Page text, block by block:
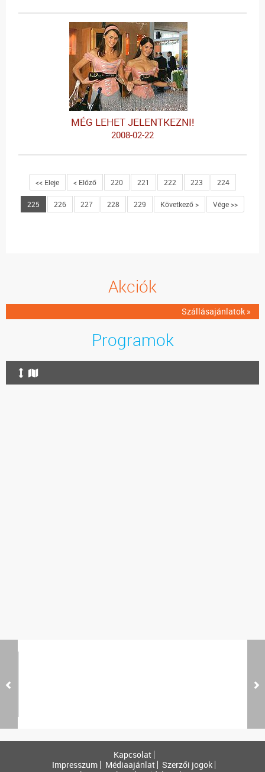
MÉG LEHET JELENTKEZNI!
2008-02-22
<< Eleje < Előző 220 221 222 223 224
225 226 227 228 229 Következő > Vége >>
Akciók
Szállásajánlatok »
Programok
Kapcsolat
Impresszum
Médiaajánlat
Szerzői jogok